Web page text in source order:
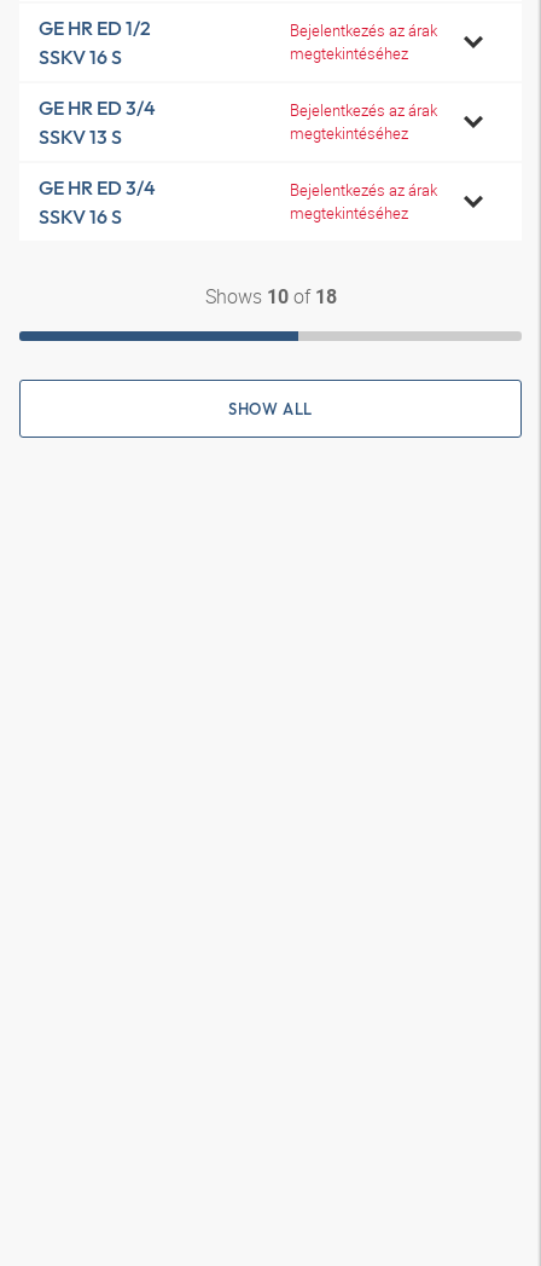
GE HR ED 1/2
SSKV 16 S
Bejelentkezés az árak
megtekintéséhez
GE HR ED 3/4
SSKV 13 S
Bejelentkezés az árak
megtekintéséhez
GE HR ED 3/4
SSKV 16 S
Bejelentkezés az árak
megtekintéséhez
Shows 10of 18
SHOW ALL